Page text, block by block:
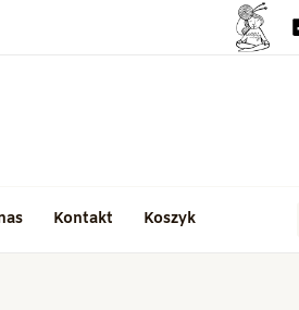
Kontakt Koszyk